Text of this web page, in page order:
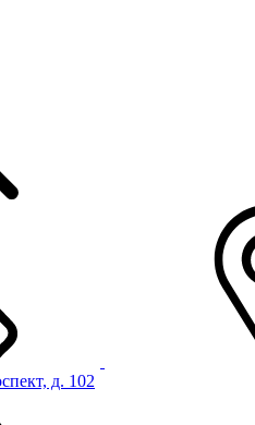
д. 102